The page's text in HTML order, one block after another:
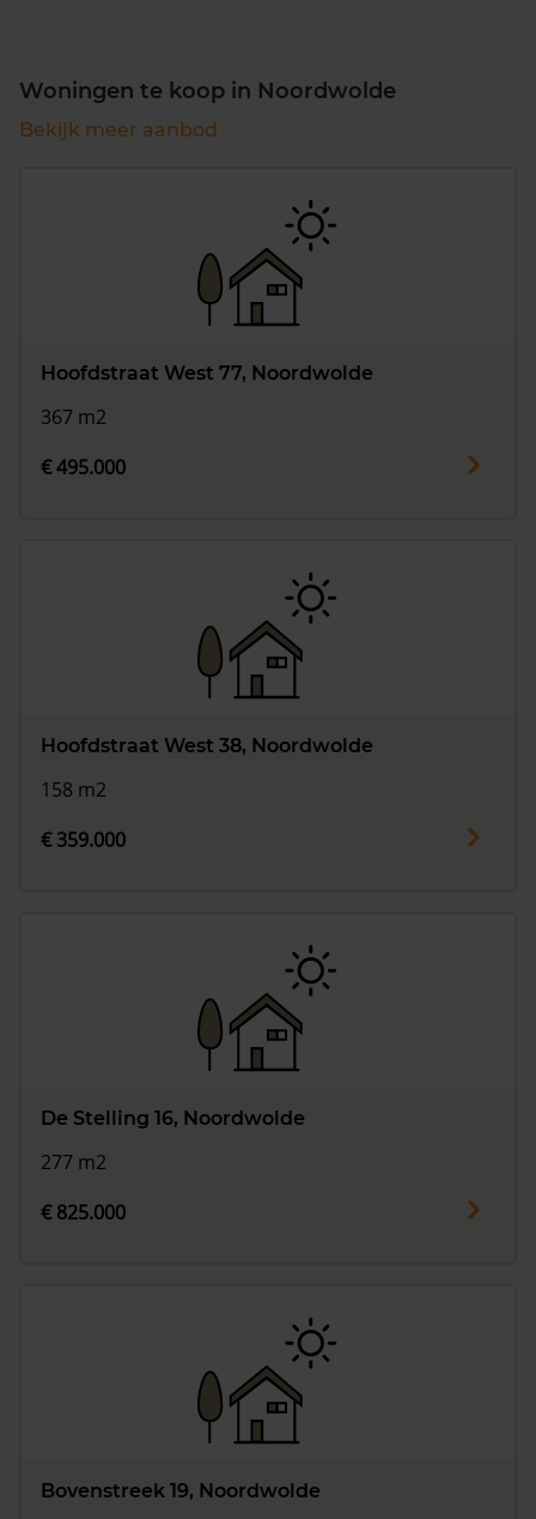
Woningen te koop in Noordwolde
Bekijk meer aanbod
Hoofdstraat West 77, Noordwolde
367 m2
€ 495.000
Hoofdstraat West 38, Noordwolde
158 m2
€ 359.000
De Stelling 16, Noordwolde
277 m2
€ 825.000
Bovenstreek 19, Noordwolde